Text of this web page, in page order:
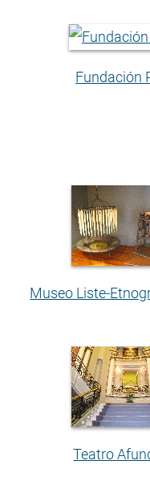
Fundación
Museo Liste-
Teatro